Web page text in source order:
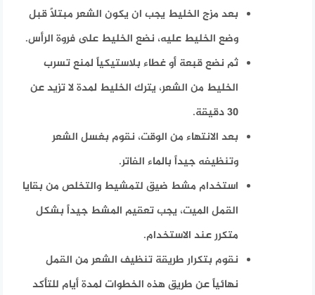
بعد مزج الخليط يجب ان يكون الشعر مبتلاً قبل
وضع الخليط عليه، نضع الخليط على فروة الرأس.
ثم نضع قبعة أو غطاء بلاستيكياً لمنع تسرب
الخليط من الشعر، يترك الخليط لمدة لا تزيد عن
30 دقيقة.
بعد الانتهاء من الوقت، نقوم بغسل الشعر
وتنظيفه جيداً بالماء الفاتر.
استخدام مشط ضيق لتمشيط والتخلص من بقايا
القمل الميت، يجب تعقيم المشط جيداً بشكل
متكرر عند الاستخدام.
نقوم بتكرار طريقة تنظيف الشعر من القمل
نهائياً عن طريق هذه الخطوات لمدة أيام للتأكد